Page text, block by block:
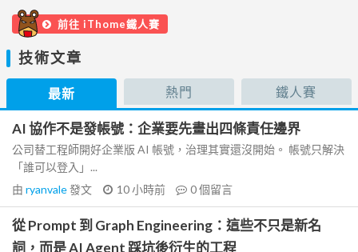
前往 iThome鐵人賽
技術文章
最新 熱門 鐵人賽
AI 協作不是發帳號：企業要先畫出四條責任邊界
公司替工程師開好企業版 AI 帳號，治理其實還沒開始。 帳號只解決
「誰可以登入」...
由 ryanvale發文 10 小時前 0個留言
從 Prompt 到 Graph Engineering：這些不只是新名
詞，而是 AI Agent 踩坑後衍生的工程